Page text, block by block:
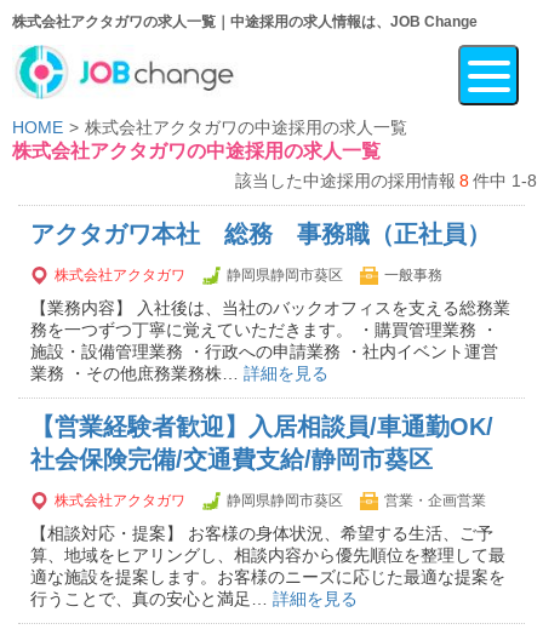
株式会社アクタガワの求人一覧｜中途採用の求人情報は、JOB Change
HOME 株式会社アクタガワの中途採用の求人一覧
株式会社アクタガワの中途採用の求人一覧
該当した中途採用の採用情報 8件中 1-8
アクタガワ本社 総務 事務職（正社員）
株式会社アクタガワ 静岡県静岡市葵区 一般事務
【業務内容】 入社後は、当社のバックオフィスを支える総務業
務を一つずつ丁寧に覚えていただきます。 ・購買管理業務 ・
施設・設備管理業務 ・行政への申請業務 ・社内イベント運営
業務 ・その他庶務業務株… 詳細を見る
【営業経験者歓迎】入居相談員/車通勤OK/
社会保険完備/交通費支給/静岡市葵区
株式会社アクタガワ 静岡県静岡市葵区 営業・企画営業
【相談対応・提案】 お客様の身体状況、希望する生活、ご予
算、地域をヒアリングし、相談内容から優先順位を整理して最
適な施設を提案します。お客様のニーズに応じた最適な提案を
行うことで、真の安心と満足… 詳細を見る